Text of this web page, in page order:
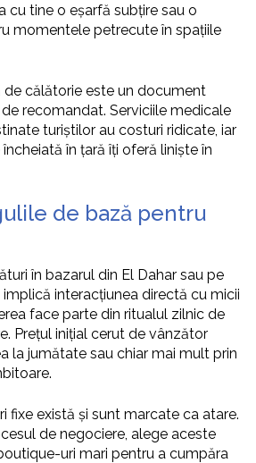
cu tine o eșarfă subțire sau o
momentele petrecute în spațiile
de călătorie este un document
recomandat. Serviciile medicale
turiștilor au costuri ridicate, iar
în țară îți oferă liniște în
de bază pentru
în bazarul din El Dahar sau pe
interacțiunea directă cu micii
face parte din ritualul zilnic de
Prețul inițial cerut de vânzător
la jumătate sau chiar mai mult prin
fixe există și sunt marcate ca atare.
de negociere, alege aceste
uri mari pentru a cumpăra